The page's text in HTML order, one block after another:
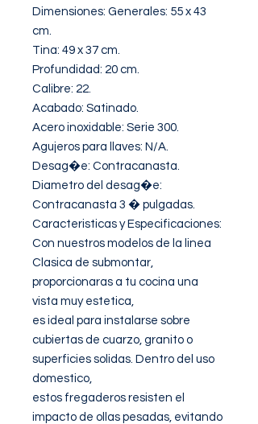
Dimensiones: Generales: 55 x 43
cm.
Tina: 49 x 37 cm.
Profundidad: 20 cm.
Calibre: 22.
Acabado: Satinado.
Acero inoxidable: Serie 300.
Agujeros para llaves: N/A.
Desag�e: Contracanasta.
Diametro del desag�e:
Contracanasta 3 � pulgadas.
Caracteristicas y Especificaciones:
Con nuestros modelos de la linea
Clasica de submontar,
proporcionaras a tu cocina una
vista muy estetica,
es ideal para instalarse sobre
cubiertas de cuarzo, granito o
superficies solidas. Dentro del uso
domestico,
estos fregaderos resisten el
impacto de ollas pesadas, evitando